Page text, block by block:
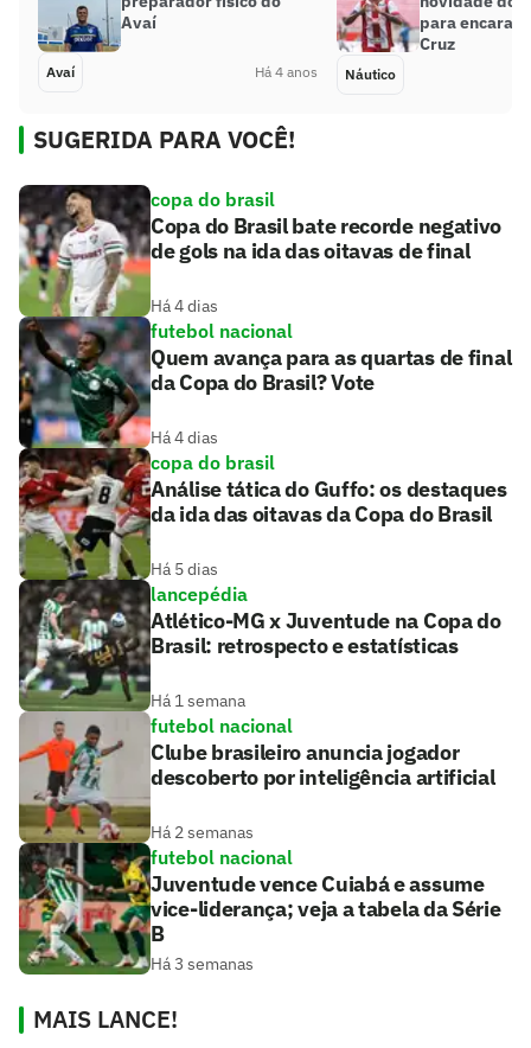
Avaí
Avaí Há 4 anos
para encarar
Cruz
Náutico
SUGERIDA PARA VOCÊ!
copa do brasil
Copa do Brasil bate recorde negativo
de gols na ida das oitavas de final
Há 4 dias
futebol nacional
Quem avança para as quartas de final
da Copa do Brasil? Vote
Há 4 dias
copa do brasil
Análise tática do Guffo: os destaques
da ida das oitavas da Copa do Brasil
Há 5 dias
lancepédia
Atlético-MG x Juventude na Copa do
Brasil: retrospecto e estatísticas
Há 1 semana
futebol nacional
Clube brasileiro anuncia jogador
descoberto por inteligência artificial
Há 2 semanas
futebol nacional
Juventude vence Cuiabá e assume
vice-liderança; veja a tabela da Série
B
Há 3 semanas
MAIS LANCE!